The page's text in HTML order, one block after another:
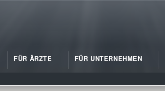
FÜR ÄRZTE FÜR UNTERNEHMEN